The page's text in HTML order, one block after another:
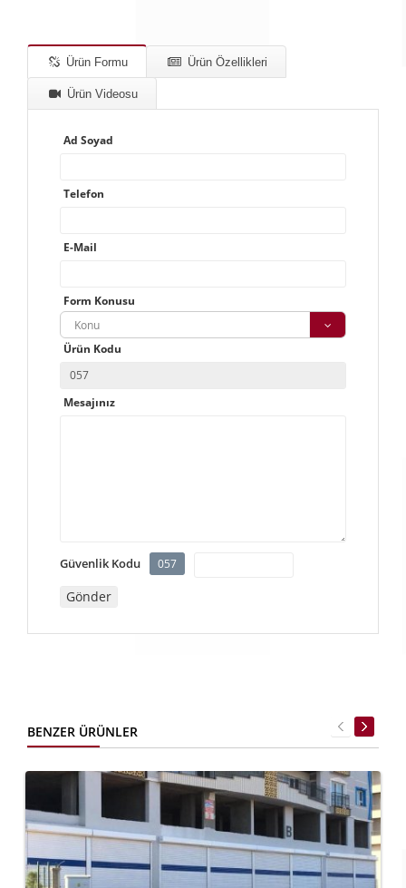
Ürün Formu Ürün Özellikleri
Ürün Videosu
Ad Soyad
Telefon
E-Mail
Form Konusu
Konu
Ürün Kodu
Mesajınız
Güvenlik Kodu 057
BENZER ÜRÜNLER